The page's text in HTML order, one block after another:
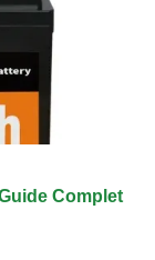
Complet